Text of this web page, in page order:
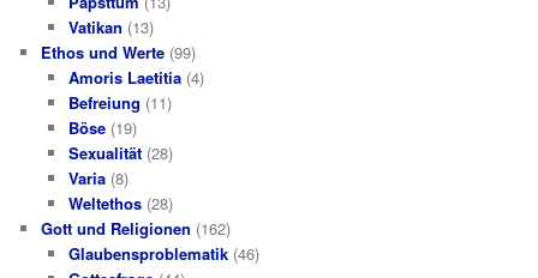
Vatikan (13)
Ethos und Werte (99)
Amoris Laetitia(4)
Befreiung (11)
Böse(19)
Sexualität(28)
Varia(8)
Weltethos(28)
Gott und Religionen (162)
Glaubensproblematik(46)